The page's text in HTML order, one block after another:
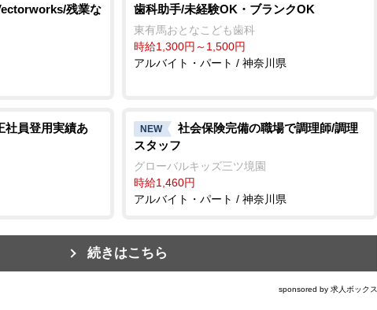
残業な
歯科助手/未経験OK・ブランクOK
東有馬おとなこども歯科
時給1,300円～1,500円
アルバイト・パート / 神奈川県
社員登用実績あ
NEW
社会保険完備の職場で調理師/調理
スタッフ
グローバルキッズ三ツ境園
時給1,460円
アルバイト・パート / 神奈川県
続きはこちら
sponsored by 求人ボックス